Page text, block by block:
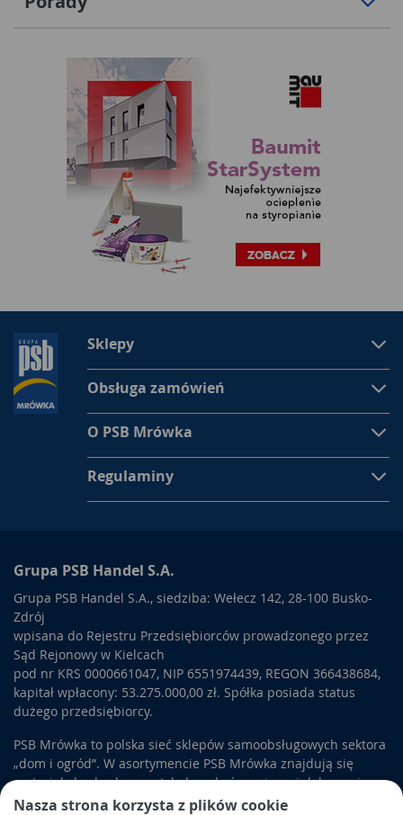
Nasza strona korzysta z plików cookie
Sklepy
Obsługa zamówień
O PSB Mrówka
Regulaminy
Grupa PSB Handel S.A.
Grupa PSB Handel S.A., siedziba: Wełecz 142, 28-100 Busko-
Zdrój
wpisana do Rejestru Przedsiębiorców prowadzonego przez
Sąd Rejonowy w Kielcach
pod nr KRS 0000661047, NIP 6551974439, REGON 366438684,
kapitał wpłacony: 53.275.000,00 zł. Spółka posiada status
dużego przedsiębiorcy.
PSB Mrówka to polska sieć sklepów samoobsługowych sektora
„dom i ogród”. W asortymencie PSB Mrówka znajdują się
materiały budowlane, artykuły wykończeniowe i dekoracyjne,
wyposażenie łazienek i kuchni, elektronarzędzia, a także